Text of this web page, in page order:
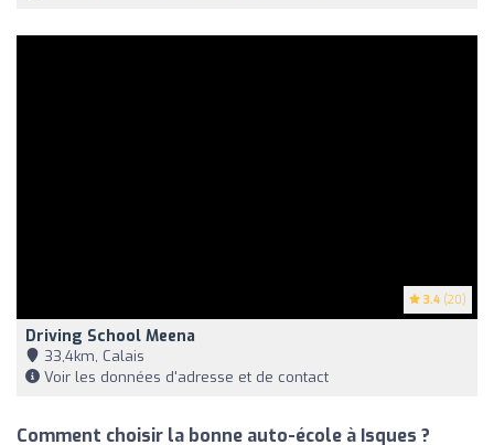
3.4 (20)
Driving School Meena
33,4km, Calais
Voir les données d'adresse et de contact
Comment choisir la bonne auto-école à Isques ?